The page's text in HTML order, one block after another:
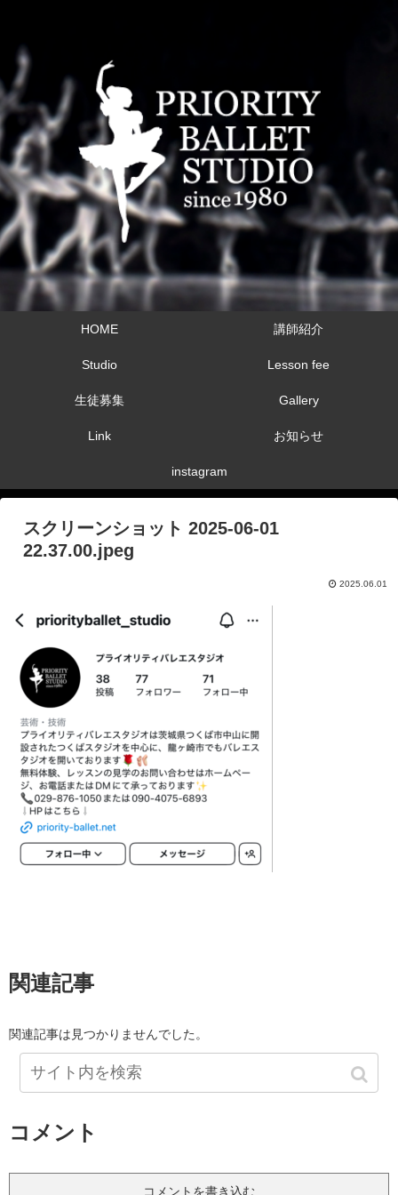
HOME 講師紹介
Studio Lesson fee
生徒募集 Gallery
Link お知らせ
instagram
スクリーンショット 2025-06-01
22.37.00.jpeg
2025.06.01
関連記事
関連記事は見つかりませんでした。
コメント
コメントを書き込む